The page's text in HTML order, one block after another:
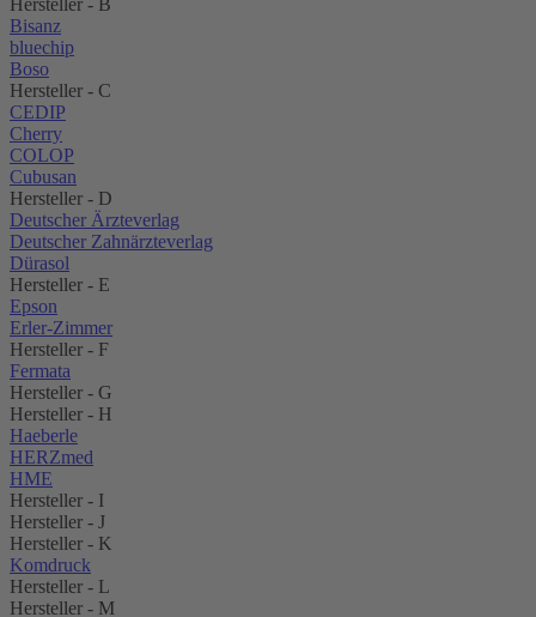
Hersteller - B
Bisanz
bluechip
Boso
Hersteller - C
CEDIP
Cherry
COLOP
Cubusan
Hersteller - D
Deutscher Ärzteverlag
Deutscher Zahnärzteverlag
Dürasol
Hersteller - E
Epson
Erler-Zimmer
Hersteller - F
Fermata
Hersteller - G
Hersteller - H
Haeberle
HERZmed
HME
Hersteller - I
Hersteller - J
Hersteller - K
Komdruck
Hersteller - L
Hersteller - M